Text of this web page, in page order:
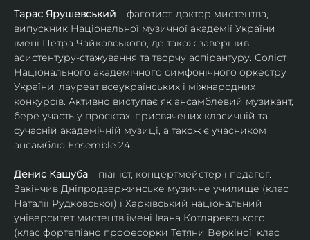
Тарас Ярушевський – фаготист, доктор мистецтва,
випускник Національної музичної академії України
імені Петра Чайковського, де також завершив
асистентуру-стажування та творчу аспірантуру. Соліст
Національного академічного симфонічного оркестру
України, лауреат всеукраїнських і міжнародних
конкурсів. Активно виступає як ансамблевий музикант,
бере участь у проєктах, присвячених класичній та
сучасній академічній музиці, а також є учасником
ансамблю Ensemble 24.
Денис Кашуба – піаніст, концертмейстер і педагог.
Закінчив Дніпродзержинське музичне училище (клас
Наталії Рудковської) і Харківський національний
університет мистецтв імені Івана Котляревського
(клас фортепіано професорки Тетяни Веркіної, клас